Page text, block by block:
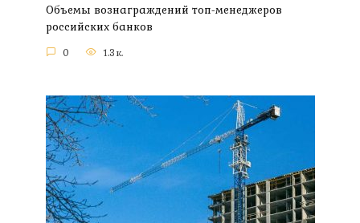
Объемы вознаграждений топ-менеджеров
российских банков
0 1.3к.